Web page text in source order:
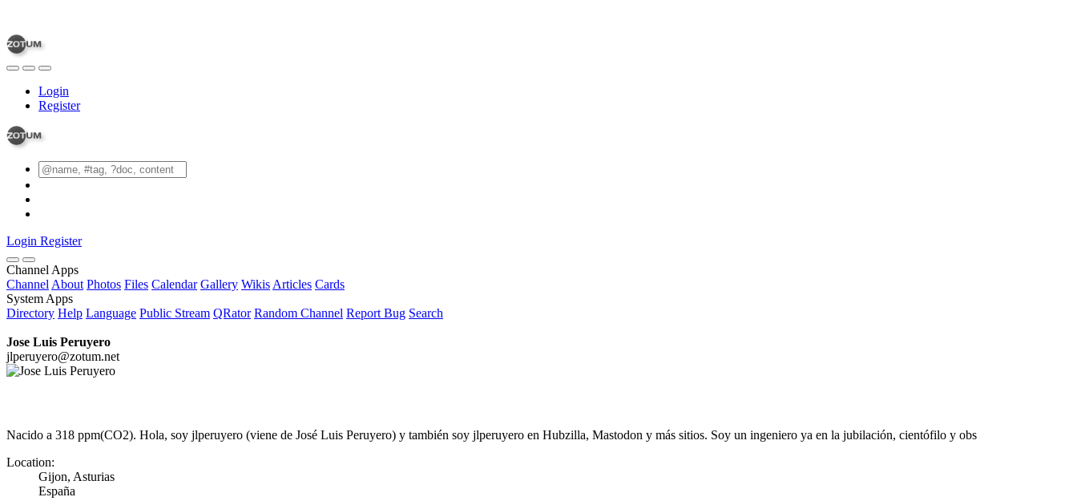
Login
Register
Login Register
Channel Apps
Channel About Photos Files Calendar Gallery Wikis Articles Cards
System Apps
Directory Help Language Public Stream QRator Random Channel Report Bug Search
Jose Luis Peruyero
jlperuyero@zotum.net
Nacido a 318 ppm(CO2). Hola, soy jlperuyero (viene de José Luis Peruyero) y también soy jlperuyero en Hubzilla, Mastodon y más sitios. Soy un ingeniero ya en la jubilación, cientófilo y obs
Location:
Gijon, Asturias
España